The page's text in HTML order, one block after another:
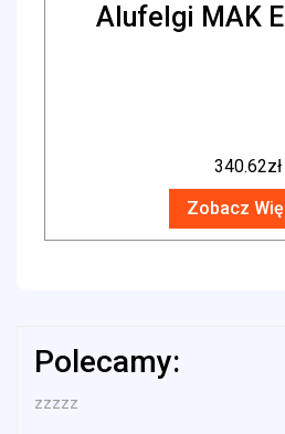
Alufelgi MAK
340.62zł
Zobacz
Polecamy:
zzzzz